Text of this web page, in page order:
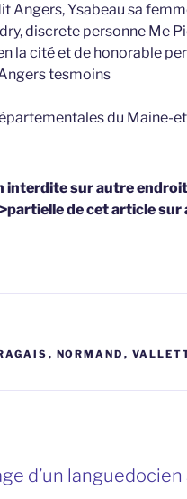
Angers, Ysabeau sa
discrete personne Me
la cité et de honorable
tesmoins
du Maine-
interdite sur autre
de cet article
, NORMAND ,
d’un languedocien